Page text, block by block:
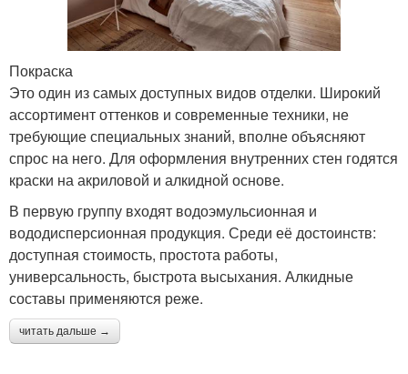
Покраска
Это один из самых доступных видов отделки. Широкий
ассортимент оттенков и современные техники, не
требующие специальных знаний, вполне объясняют
спрос на него. Для оформления внутренних стен годятся
краски на акриловой и алкидной основе.
В первую группу входят водоэмульсионная и
вододисперсионная продукция. Среди её достоинств:
доступная стоимость, простота работы,
универсальность, быстрота высыхания. Алкидные
составы применяются реже.
читать дальше →